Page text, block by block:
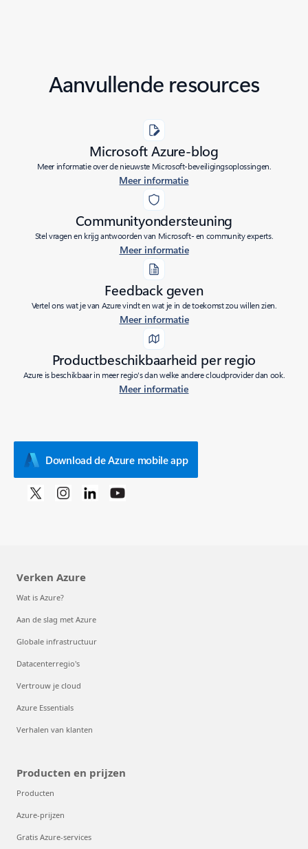
Aanvullende resources
Microsoft Azure-blog
Meer informatie over de nieuwste Microsoft-beveiligingsoplossingen.
Meer informatie
Communityondersteuning
Stel vragen en krijg antwoorden van Microsoft- en community experts.
Meer informatie
Feedback geven
Vertel ons wat je van Azure vindt en wat je in de toekomst zou willen zien.
Meer informatie
Productbeschikbaarheid per regio
Azure is beschikbaar in meer regio's dan welke andere cloudprovider dan ook.
Meer informatie
Download de Azure mobile app
Verken Azure
Wat is Azure?
Aan de slag met Azure
Globale infrastructuur
Datacenterregio's
Vertrouw je cloud
Azure Essentials
Verhalen van klanten
Producten en prijzen
Producten
Azure-prijzen
Gratis Azure-services